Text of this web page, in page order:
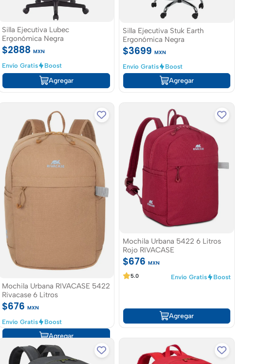
Silla Ejecutiva Lubec
Ergonómica Negra
$2888MXN
Envío Gratis
Boost
Agregar
Silla Ejecutiva Stuk Earth
Ergonómica Negra
$3699 MXN
Envío Gratis
Boost
Agregar
Mochila Urbana RIVACASE 5422
Rivacase 6 Litros
$676MXN
Envío Gratis
Boost
Agregar
Mochila Urbana 5422 6 Litros
Rojo RIVACASE
$676 MXN
5.0 Envío Gratis Boost
Agregar